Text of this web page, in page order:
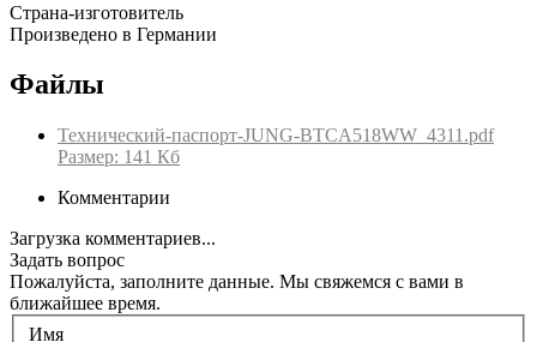
Страна-изготовитель
Произведено в Германии
Файлы
Технический-паспорт-JUNG-BTCA518WW_4311.pdf
Размер: 141 Кб
Комментарии
Загрузка комментариев...
Задать вопрос
Пожалуйста, заполните данные. Мы свяжемся с вами в
ближайшее время.
Имя